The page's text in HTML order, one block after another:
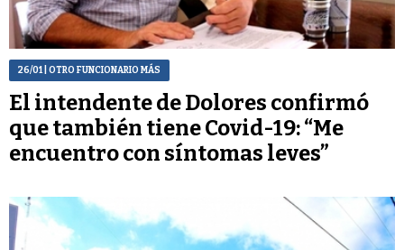
26/01| OTRO FUNCIONARIO MÁS
El intendente de Dolores confirmó
que también tiene Covid-19: “Me
encuentro con síntomas leves”